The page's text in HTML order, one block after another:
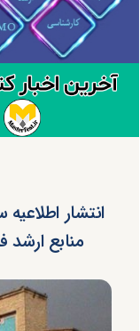
انتشار
منابع